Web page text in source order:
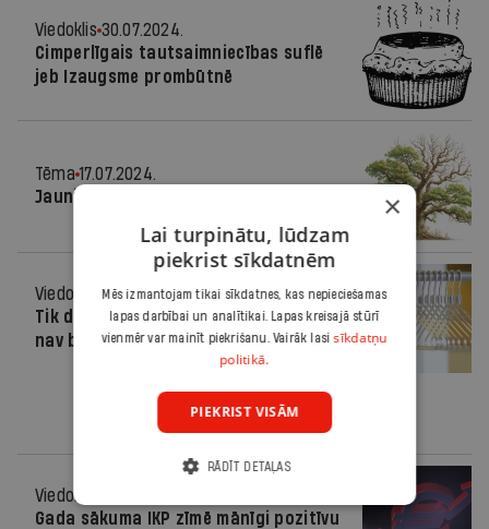
Viedoklis 30.07.2024.
Cimperlīgais tautsaimniecības suflē
jeb Izaugsme prombūtnē
Tēma 17.07.2024.
Jaunie dzinumi
Viedoklis
31.05.2024.
Tik dīvainas ekonomikas mums sen
nav bijis
Viedoklis
Gada sākuma IKP zīmē mānīgi pozitīvu
×
Lai turpinātu, lūdzam
piekrist sīkdatnēm
Mēs izmantojam tikai sīkdatnes, kas nepieciešamas
lapas darbībai un analītikai. Lapas kreisajā stūrī
vienmēr var mainīt piekrišanu. Vairāk lasisīkdatņu
politikā.
PIEKRIST VISĀM
RĀDĪT DETAĻAS